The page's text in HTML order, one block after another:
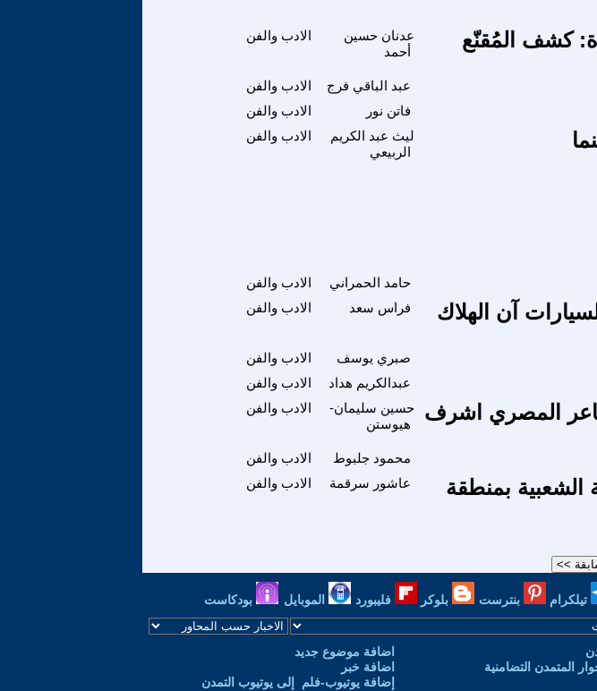
الادب والفن
عدنان حسين
أحمد
كشف المُقنّع
الادب والفن عبد الباقي فرج
الادب والفن
فاتن نور
الادب والفن
ليث عبد الكريم
الربيعي
الادب والفن حامد الحمراني
الادب والفن
فراس سعد
آن الهلاك
الادب والفن صبري يوسف
الادب والفن
عبدالكريم هداد
الادب والفن
حسين سليمان-
هيوستن
المصري اشرف
الادب والفن محمود جلبوط
الادب والفن
عاشور سرقمة
الشعبية بمنطقة
تيلكرام بنترست بلوكر فليبورد الموبايل بودكاست
المتمدن التضامنية
اضافة موضوع جديد
اضافة خبر
إضافة يوتيوب-فلم إلى يوتيوب التمدن